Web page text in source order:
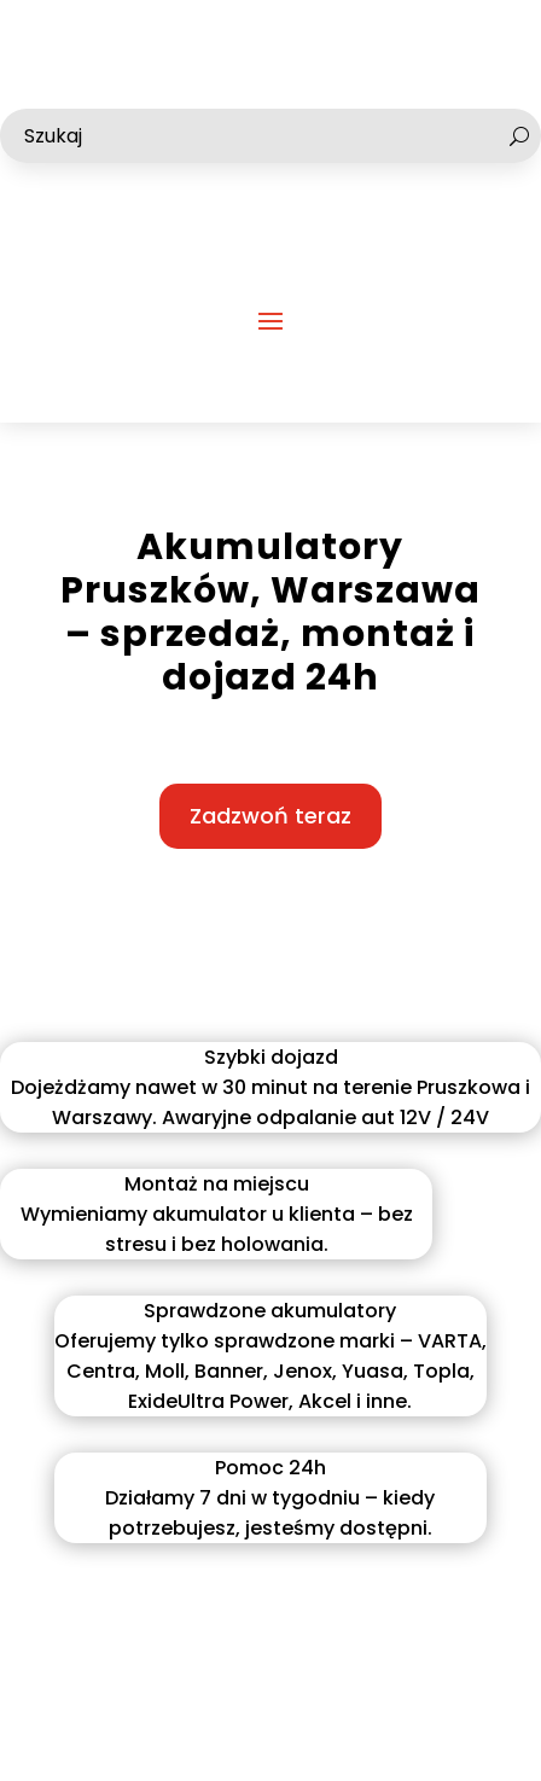
Akumulatory
Pruszków, Warszawa
– sprzedaż, montaż i
dojazd 24h
Zadzwoń teraz
Szybki dojazd
Dojeżdżamy nawet w 30 minut na terenie Pruszkowa i
Warszawy. Awaryjne odpalanie aut 12V / 24V
Montaż na miejscu
Wymieniamy akumulator u klienta – bez
stresu i bez holowania.
Sprawdzone akumulatory
Oferujemy tylko sprawdzone marki – VARTA,
Centra, Moll, Banner, Jenox, Yuasa, Topla,
ExideUltra Power, Akcel i inne.
Pomoc 24h
Działamy 7 dni w tygodniu – kiedy
potrzebujesz, jesteśmy dostępni.